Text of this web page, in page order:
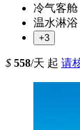
冷气客舱
温水淋浴
+3
$ 558/天 起 请